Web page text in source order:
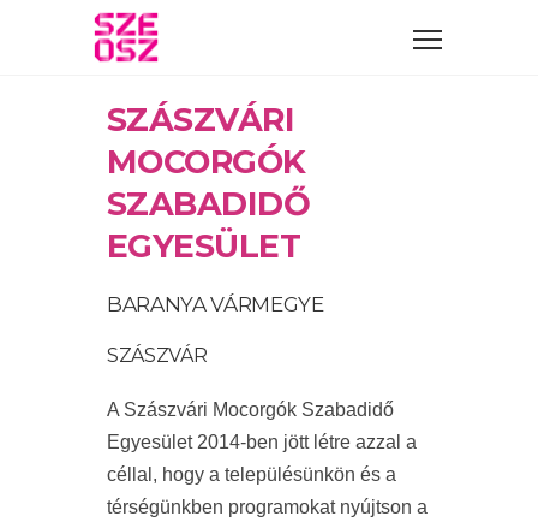
SZÁSZVÁRI
MOCORGÓK
SZABADIDŐ
EGYESÜLET
BARANYA VÁRMEGYE
SZÁSZVÁR
A Szászvári Mocorgók Szabadidő
Egyesület 2014-ben jött létre azzal a
céllal, hogy a településünkön és a
térségünkben programokat nyújtson a